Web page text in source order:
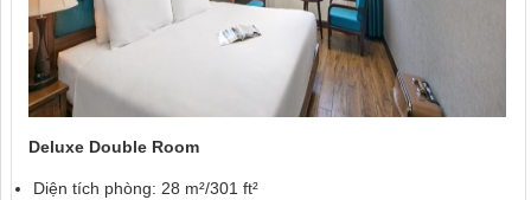
Deluxe Double Room
Diện tích phòng: 28 m²/301 ft²